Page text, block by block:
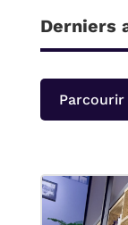
Derniers